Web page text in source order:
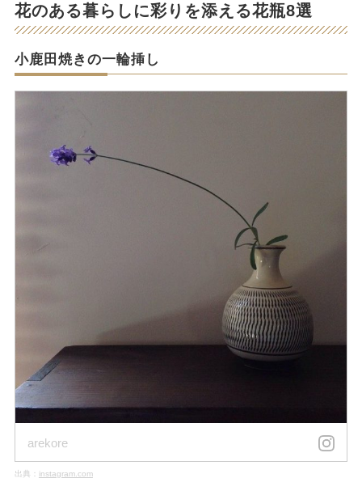
花のある暮らしに彩りを添える花瓶8選
小鹿田焼きの一輪挿し
arekore
出典： instagram.com